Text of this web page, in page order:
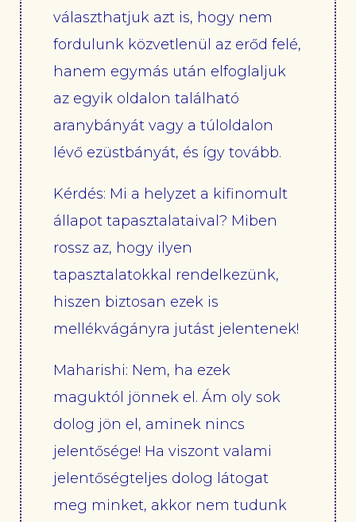
választhatjuk azt is, hogy nem
fordulunk közvetlenül az erőd felé,
hanem egymás után elfoglaljuk
az egyik oldalon található
aranybányát vagy a túloldalon
lévő ezüstbányát, és így tovább.
Kérdés: Mi a helyzet a kifinomult
állapot tapasztalataival? Miben
rossz az, hogy ilyen
tapasztalatokkal rendelkezünk,
hiszen biztosan ezek is
mellékvágányra jutást jelentenek!
Maharishi: Nem, ha ezek
maguktól jönnek el. Ám oly sok
dolog jön el, aminek nincs
jelentősége! Ha viszont valami
jelentőségteljes dolog látogat
meg minket, akkor nem tudunk